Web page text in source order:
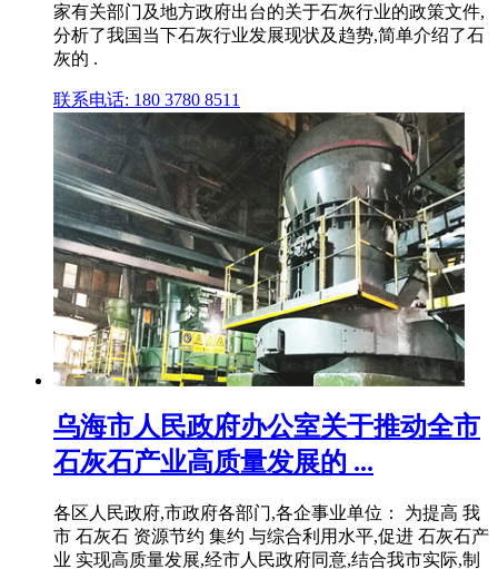
家有关部门及地方政府出台的关于石灰行业的政策文件,
分析了我国当下石灰行业发展现状及趋势,简单介绍了石
灰的 .
联系电话: 180 3780 8511
乌海市人民政府办公室关于推动全市
石灰石产业高质量发展的 ...
各区人民政府,市政府各部门,各企事业单位： 为提高 我
市 石灰石 资源节约 集约 与综合利用水平,促进 石灰石产
业 实现高质量发展,经市人民政府同意,结合我市实际,制